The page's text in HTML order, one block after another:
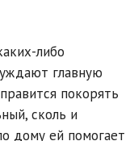
либо
главную
покорять
сколь и
дому ей помогает